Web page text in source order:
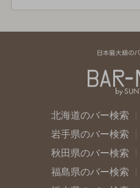
北海道のバー検索
岩手県のバー検索
秋田県のバー検索
福島県のバー検索